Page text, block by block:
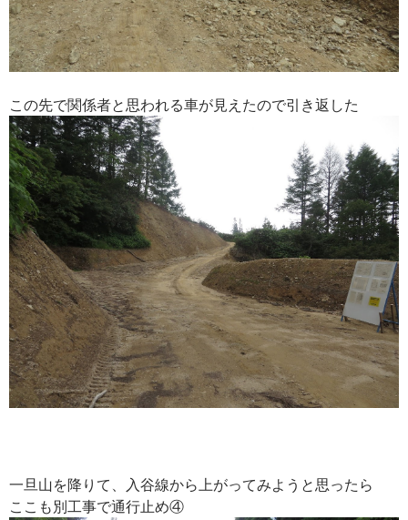
この先で関係者と思われる車が見えたので引き返した
一旦山を降りて、入谷線から上がってみようと思ったら
ここも別工事で通行止め④